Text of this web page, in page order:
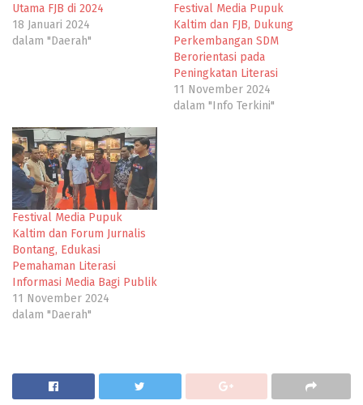
Utama FJB di 2024
18 Januari 2024
dalam "Daerah"
Festival Media Pupuk
Kaltim dan FJB, Dukung
Perkembangan SDM
Berorientasi pada
Peningkatan Literasi
11 November 2024
dalam "Info Terkini"
Festival Media Pupuk
Kaltim dan Forum Jurnalis
Bontang, Edukasi
Pemahaman Literasi
Informasi Media Bagi Publik
11 November 2024
dalam "Daerah"